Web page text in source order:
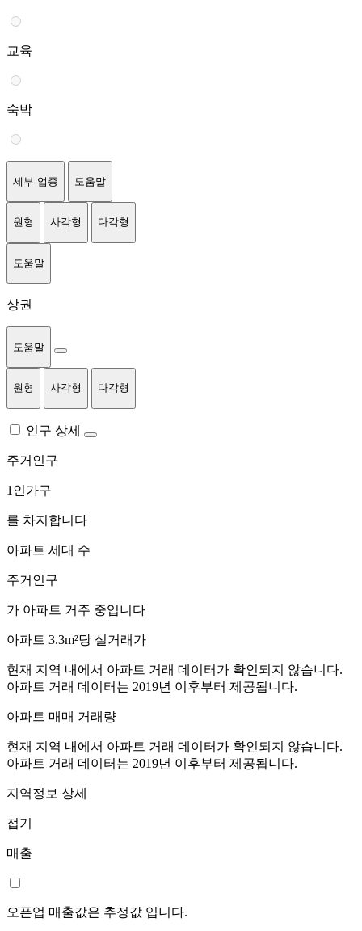
교육
숙박
세부 업종 도움말
원형 사각형 다각형
도움말
상권
도움말
원형 사각형 다각형
인구 상세
주거인구
1인가구
를 차지합니다
아파트 세대 수
주거인구
가 아파트 거주 중입니다
아파트 3.3m²당 실거래가
현재 지역 내에서 아파트 거래 데이터가 확인되지 않습니다.
아파트 거래 데이터는 2019년 이후부터 제공됩니다.
아파트 매매 거래량
현재 지역 내에서 아파트 거래 데이터가 확인되지 않습니다.
아파트 거래 데이터는 2019년 이후부터 제공됩니다.
지역정보 상세
접기
매출
오픈업 매출값은 추정값 입니다.